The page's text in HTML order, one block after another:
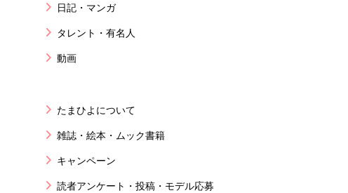
日記・マンガ
タレント・有名人
動画
たまひよについて
雑誌・絵本・ムック書籍
キャンペーン
読者アンケート・投稿・モデル応募